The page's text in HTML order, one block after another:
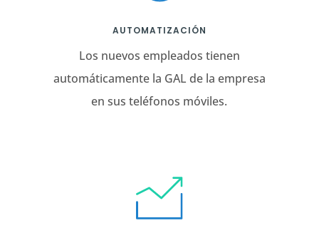
AUTOMATIZACIÓN
Los nuevos empleados tienen
automáticamente la GAL de la empresa
en sus teléfonos móviles.